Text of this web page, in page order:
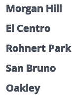
Morgan Hill
El Centro
Rohnert Park
San Bruno
Oakley